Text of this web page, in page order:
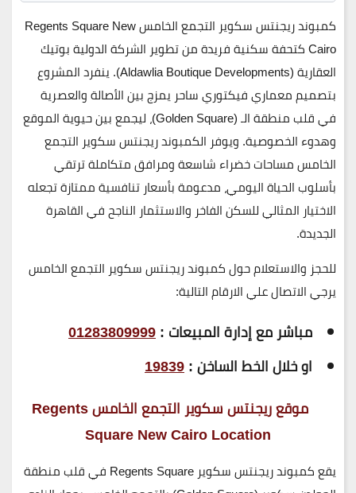
كمبوند ريجنتس سكوير التجمع الخامس Regents Square New
Cairoكتحفة سكنية فريدة من تطوير الشركة الدولية بوتيك
العقارية (Aldawlia Boutique Developments)
. ينفرد المشروع
بتصميم معماري فيكتوري ساحر يمزج بين الأصالة والعصرية
في قلب منطقة الـ (Golden Square)، ليجمع بين حيوية الموقع
وهدوء الخصوصية. ويوفر الكمبوند ريجنتس سكوير التجمع
الخامس مساحات خضراء شاسعة ومرافق متكاملة ترتقي
بأسلوب الحياة اليومي، مدعومة بأسعار تنافسية ممتازة تجعله
الاختيار المثالي للسكن الفاخر والاستثمار الناجح في القاهرة
الجديدة.
للحجز والاستعلام حول كمبوند ريجنتس سكوير التجمع الخامس
يرجي الاتصال علي الارقام التالية:
مباشر مع إدارة المبيعات :01283809999
او خلال الخط الساخن :19839
موقع ريجنتس سكوير التجمع الخامس Regents
Square New Cairo Location
يقعكمبوند ريجنتس سكوير Regents Square
في قلب منطقة